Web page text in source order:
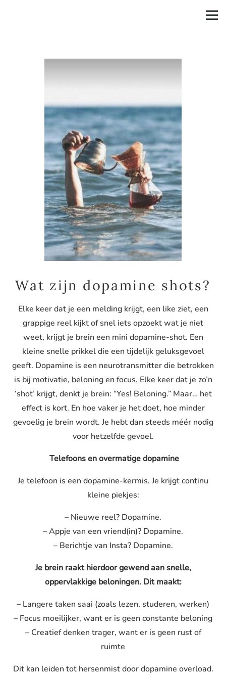
Wat zijn dopamine shots?
Elke keer dat je een melding krijgt, een like ziet, een
grappige reel kijkt of snel iets opzoekt wat je niet
weet, krijgt je brein een mini dopamine-shot. Een
kleine snelle prikkel die een tijdelijk geluksgevoel
geeft. Dopamine is een neurotransmitter die betrokken
is bij motivatie, beloning en focus. Elke keer dat je zo’n
‘shot’ krijgt, denkt je brein: “Yes! Beloning.” Maar… het
effect is kort. En hoe vaker je het doet, hoe minder
gevoelig je brein wordt. Je hebt dan steeds méér nodig
voor hetzelfde gevoel.
Telefoons en overmatigedopamine
Je telefoon is een dopamine-kermis. Je krijgt continu
kleine piekjes:
– Nieuwe reel? Dopamine.
– Appje van een vriend(in)? Dopamine.
– Berichtje van Insta? Dopamine.
Je brein raakt hierdoor gewend aan snelle,
oppervlakkige beloningen. Dit maakt:
– Langere taken saai (zoals lezen, studeren, werken)
– Focus moeilijker, want er is geen constante beloning
– Creatief denken trager, want er is geen rust of
ruimte
Dit kan leiden tot hersenmist doordopamine overload.